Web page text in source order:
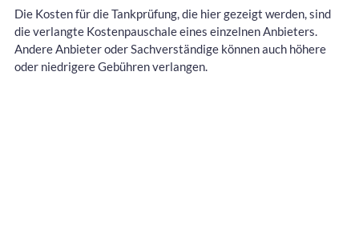
Die Kosten für die Tankprüfung, die hier gezeigt werden, sind
die verlangte Kostenpauschale eines einzelnen Anbieters.
Andere Anbieter oder Sachverständige können auch höhere
oder niedrigere Gebühren verlangen.